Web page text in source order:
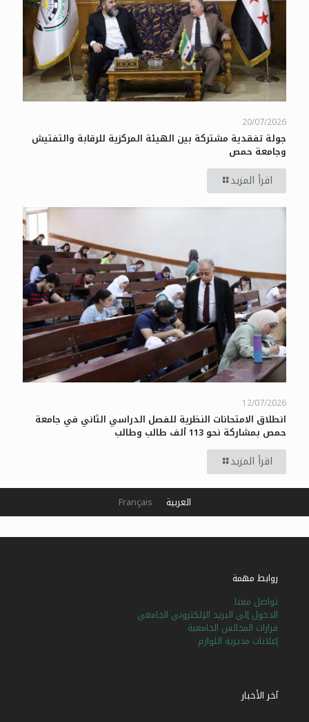
20/07/2026
جولة تفقدية مشتركة بين الهيئة المركزية للرقابة والتفتيش
وجامعة حمص
اقرأ المزيد
12/07/2026
انطلاق الامتحانات النظرية للفصل الدراسي الثاني في جامعة
حمص بمشاركة نحو 113 ألف طالب وطالب
اقرأ المزيد
روابط مهمة
تواصل معنا
الدخول إلى البريد الإلكتروني الجامعي
قرارات المجالس الجامعية
إعلانات مديرية اللوازم
آخر الأخبار
العربية Français